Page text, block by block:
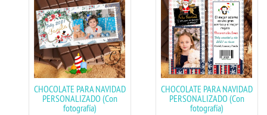
CHOCOLATE PARA NAVIDAD
PERSONALIZADO (Con
fotografía)
CHOCOLATE PARA NAVIDAD
PERSONALIZADO (Con
fotografía)